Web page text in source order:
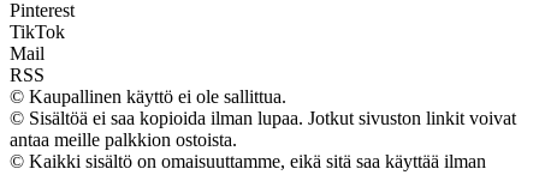
Pinterest
TikTok
Mail
RSS
© Kaupallinen käyttö ei ole sallittua.
© Sisältöä ei saa kopioida ilman lupaa. Jotkut sivuston linkit voivat
antaa meille palkkion ostoista.
© Kaikki sisältö on omaisuuttamme, eikä sitä saa käyttää ilman